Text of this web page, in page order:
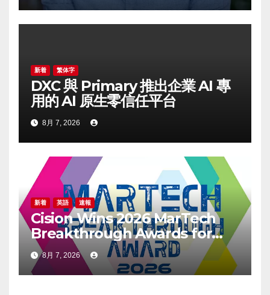
新着 繁体字
DXC 與 Primary 推出企業 AI 專
用的 AI 原生零信任平台
8月 7, 2026
新着 英語 速報
Cision Wins 2026 MarTech
Breakthrough Awards for
Social Listening, Press
Release Distribution, and
AEO
8月 7, 2026